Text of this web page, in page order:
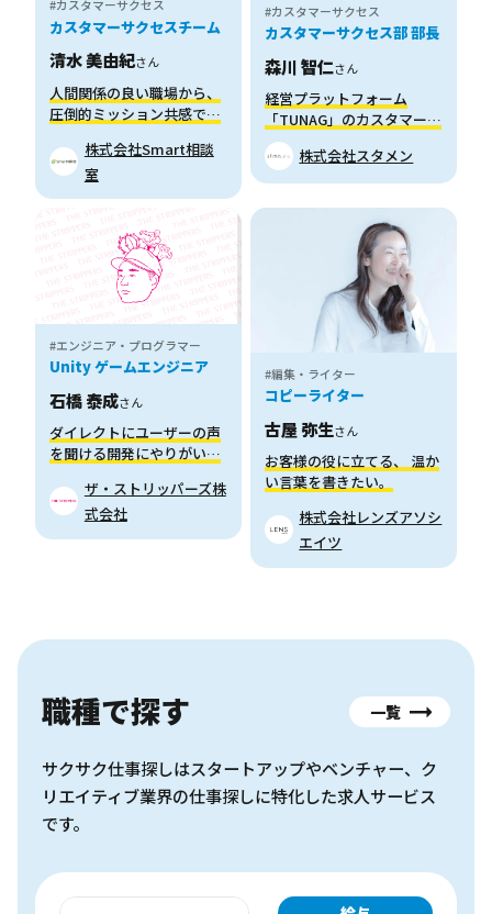
#カスタマーサクセス
カスタマーサクセスチーム
清水 美由紀さん
人間関係の良い職場から、
圧倒的ミッション共感で転
株式会社Smart相談
室
#カスタマーサクセス
カスタマーサクセス部 部長
森川 智仁さん
経営プラットフォーム
「TUNAG」のカスタマーサ
クセス部の面白さとは
株式会社スタメン
#エンジニア・プログラマー
Unity ゲームエンジニア
石橋 泰成さん
ダイレクトにユーザーの声
を聞ける開発にやりがいを
ザ・ストリッパーズ株
式会社
#編集・ライター
コピーライター
古屋 弥生さん
お客様の役に立てる、 温か
い言葉を書きたい。
株式会社レンズアソシ
エイツ
職種で探す 一覧
サクサク仕事探しはスタートアップやベンチャー、ク
リエイティブ業界の仕事探しに特化した求人サービス
です。